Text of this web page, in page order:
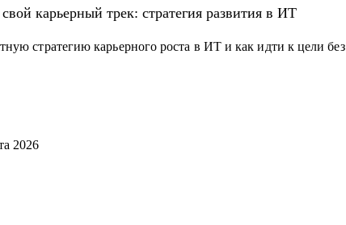
карьерный трек: стратегия развития в ИТ
стратегию карьерного роста в ИТ и как идти к цели без
2026